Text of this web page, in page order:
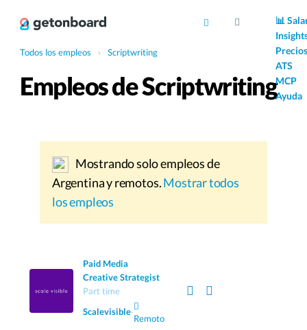
📊
Precios
ATS
MCP
Ayuda
Todos los empleos › Scriptwriting
Empleos de Scriptwriting
Mostrando solo empleos de
Argentina y remotos.Mostrar todos
los empleos
Paid Media
Creative Strategist
Part time
Scalevisible·
Remoto